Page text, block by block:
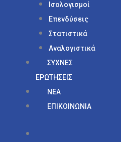
Ισολογισμοί
Επενδύσεις
Στατιστικά
Αναλογιστικά
ΣΥΧΝΕΣ
ΕΡΩΤΗΣΕΙΣ
ΝΕΑ
ΕΠΙΚΟΙΝΩΝΙΑ